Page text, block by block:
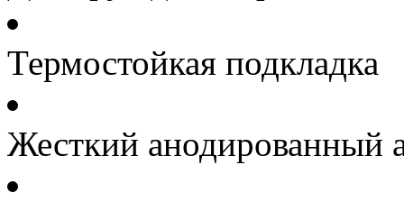
Термостойкая подкладка
Жесткий анодированный